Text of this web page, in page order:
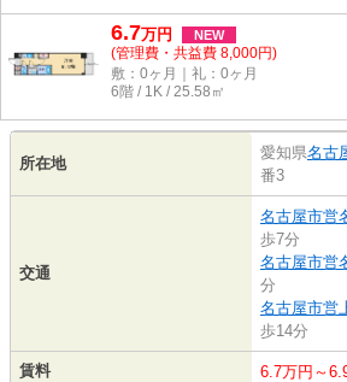
6.7万円 NEW
(管理費・共益費 8,000円)
敷：0ヶ月｜礼：0ヶ月
6階 / 1K / 25.58㎡
所在地
愛知県名古
番3
交通
名古屋市営
歩7分
名古屋市営
分
名古屋市営
歩14分
賃料 6.7万円～